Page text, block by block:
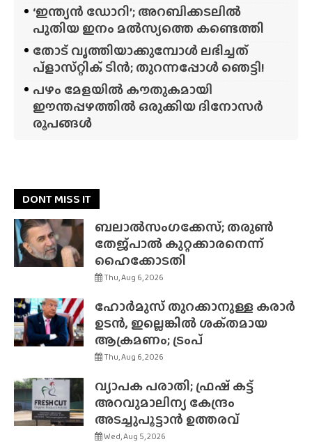
‘ഇന്ത്യൻ ഡോറി’; അറബിക്കടലിൽ
പുതിയ ഇനം മൽസ്യത്തെ കണ്ടെത്തി
തോട് വൃത്തിയാക്കുമ്പോൾ ലഭിച്ചത്
പ്‌ളാസ്‌റ്റിക് ടിൻ; തുറന്നപ്പോൾ ഞെട്ടി!
പഴം മേളയിൽ കൗതുകമായി
ഈന്തപ്പഴത്തിൽ ഒരുക്കിയ ദിനോസർ
രൂപങ്ങൾ
DONT MISS IT
ബലാൽസംഗക്കേസ്; തരുൺ
തേജ്‌പാൽ കുറ്റക്കാരനെന്ന്
ഹൈക്കോടതി
Thu, Aug 6, 2026
ഹോർമുസ് തുറക്കാനുള്ള കരാർ
ഉടൻ, ഇല്ലെങ്കിൽ ശക്‌തമായ
ആക്രമണം; ട്രംപ്
Thu, Aug 6, 2026
വ്യാപക പരാതി; ഫ്രഷ് കട്ട്
അറവുമാലിന്യ കേന്ദ്രം
അടച്ചുപൂട്ടാൻ ഉത്തരവ്
Wed, Aug 5, 2026